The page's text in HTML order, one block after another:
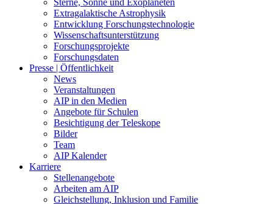
Extragalaktische Astrophysik
Entwicklung Forschungstechnologie
Wissenschaftsunterstützung
Forschungsprojekte
Forschungsdaten
Presse | Öffentlichkeit
News
Veranstaltungen
AIP in den Medien
Angebote für Schulen
Besichtigung der Teleskope
Bilder
Team
AIP Kalender
Karriere
Stellenangebote
Arbeiten am AIP
Gleichstellung, Inklusion und Familie